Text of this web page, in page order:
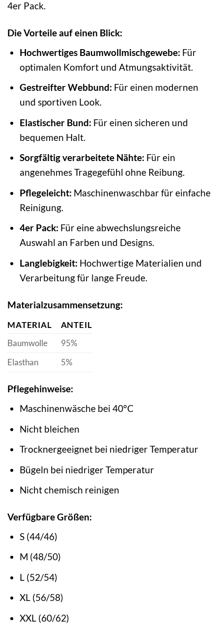
4er Pack.
Die Vorteile auf einen Blick:
Hochwertiges Baumwollmischgewebe: Für
optimalen Komfort und Atmungsaktivität.
Gestreifter Webbund: Für einen modernen
und sportiven Look.
Elastischer Bund: Für einen sicheren und
bequemen Halt.
Sorgfältig verarbeitete Nähte: Für ein
angenehmes Tragegefühl ohne Reibung.
Pflegeleicht: Maschinenwaschbar für einfache
Reinigung.
4er Pack: Für eine abwechslungsreiche
Auswahl an Farben und Designs.
Langlebigkeit: Hochwertige Materialien und
Verarbeitung für lange Freude.
Materialzusammensetzung:
MATERIAL
ANTEIL
Baumwolle
95%
Elasthan
5%
Pflegehinweise:
Maschinenwäsche bei 40°C
Nicht bleichen
Trocknergeeignet bei niedriger Temperatur
Bügeln bei niedriger Temperatur
Nicht chemisch reinigen
Verfügbare Größen:
S (44/46)
M (48/50)
L (52/54)
XL (56/58)
XXL (60/62)